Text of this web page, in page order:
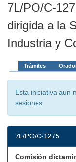
7L/PO/C-
dirigida a la
Industria y
Trámites
Esta iniciativa aun
sesiones
7L/PO/C-1275
Comisión